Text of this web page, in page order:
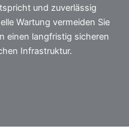
und zuverlässig
Wartung vermeiden Sie
einen langfristig sicheren
Infrastruktur.